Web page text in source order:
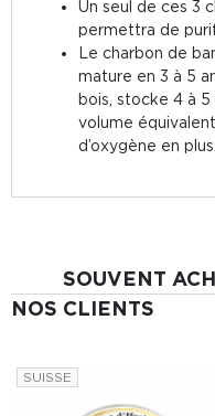
Un seul de ces 3
permettra de
Le charbon de
mature en 3 à 5
bois, stocke 4 à 5
volume
d’oxygène en plus.
SOUVENT
NOS CLIENTS
SUISSE